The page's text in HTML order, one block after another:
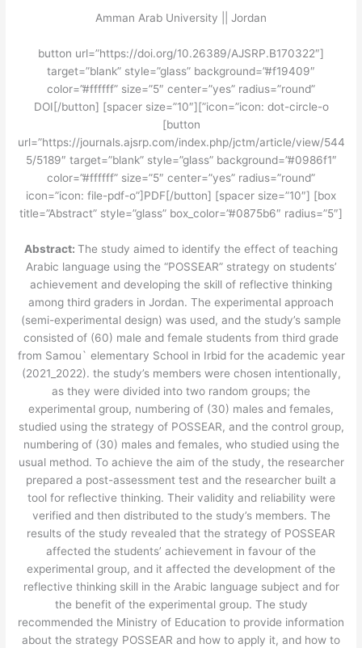
Amman Arab University || Jordan
[button url=”https://doi.org/10.26389/AJSRP.B170322″
target=”blank” style=”glass” background=”#f19409″
color=”#ffffff” size=”5″ center=”yes” radius=”round”
icon=”icon: dot-circle-o”]DOI[/button] [spacer size=”10″]
[button
url=”https://journals.ajsrp.com/index.php/jctm/article/view/544
5/5189″ target=”blank” style=”glass” background=”#0986f1″
color=”#ffffff” size=”5″ center=”yes” radius=”round”
icon=”icon: file-pdf-o”]PDF[/button] [spacer size=”10″] [box
title=”Abstract” style=”glass” box_color=”#0875b6″ radius=”5″]
Abstract: The study aimed to identify the effect of teaching
Arabic language using the “POSSEAR” strategy on students’
achievement and developing the skill of reflective thinking
among third graders in Jordan. The experimental approach
(semi-experimental design) was used, and the study’s sample
consisted of (60) male and female students from third grade
from Samou` elementary School in Irbid for the academic year
(2021_2022). the study’s members were chosen intentionally,
as they were divided into two random groups; the
experimental group, numbering of (30) males and females,
studied using the strategy of POSSEAR, and the control group,
numbering of (30) males and females, who studied using the
usual method. To achieve the aim of the study, the researcher
prepared a post-assessment test and the researcher built a
tool for reflective thinking. Their validity and reliability were
verified and then distributed to the study’s members. The
results of the study revealed that the strategy of POSSEAR
affected the students’ achievement in favour of the
experimental group, and it affected the development of the
reflective thinking skill in the Arabic language subject and for
the benefit of the experimental group. The study
recommended the Ministry of Education to provide information
about the strategy POSSEAR and how to apply it, and how to